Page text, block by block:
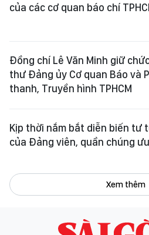
của các cơ quan báo chí
Đồng chí Lê Văn Minh giữ
thư Đảng ủy Cơ quan Báo và
thanh, Truyền hình TPHCM
Kịp thời nắm bắt diễn biến tư
của Đảng viên, quần chúng
Xem thêm